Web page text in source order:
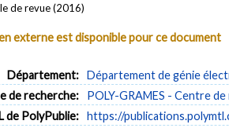
de revue (2016)
externe est disponible pour ce document
Département: Département de génie
de recherche:
POLY-GRAMES - Centre
de PolyPublie: https://